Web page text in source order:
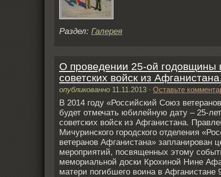
Раздел: Галерея
О проведении 25-ой годовщины
советских войск из
опубликованно 11.11.2013 · Оставьте
В 2014 году «Российский Союз
будет отмечать юбилейную дату – 25-
советских войск из Афганистана.
Мичуринского городского отделения
ветеранов Афганистана» запланирован
мероприятий, посвященных этому
мемориальной доски Крохиной Нине
матери погибшего воина в Афганистане